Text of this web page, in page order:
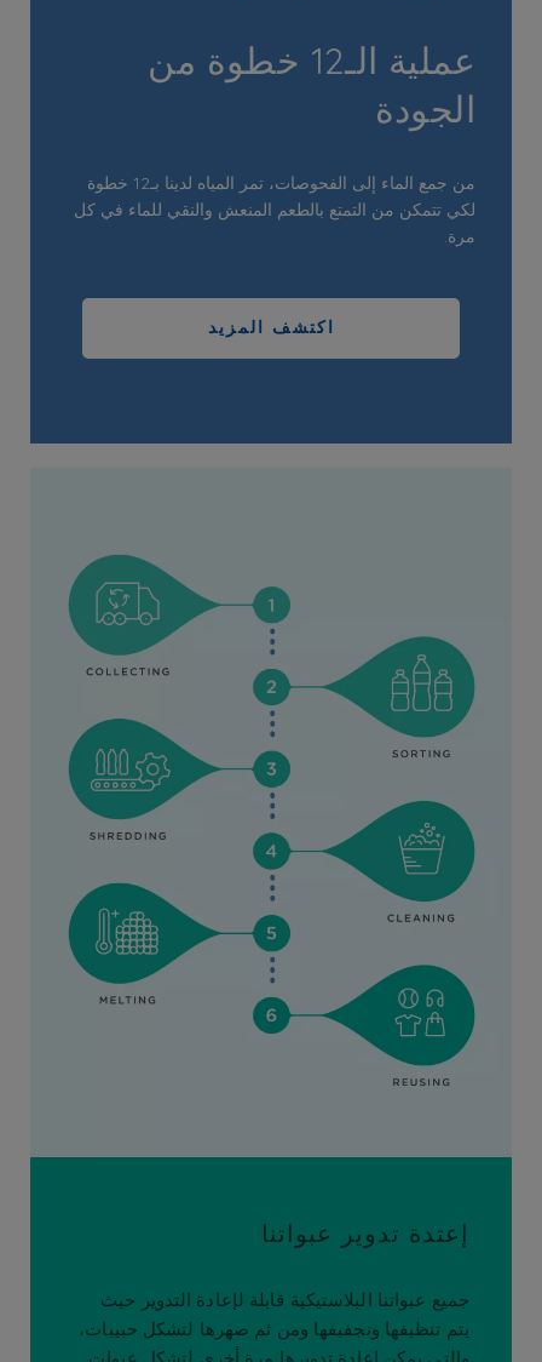
عملية الـ12 خطوة من
الجودة
من جمع الماء إلى الفحوصات، تمر المياه لدينا بـ12 خطوة
لكي تتمكن من التمتع بالطعم المنعش والنقي للماء في كل
مرة.
اكتشف المزيد
إعتدة تدوير عبواتنا
جميع عبواتنا البلاستيكية قابلة لإعادة التدوير حيث
يتم تنظيفها وتجفيفها ومن ثم صهرها لتشكل حبيبات،